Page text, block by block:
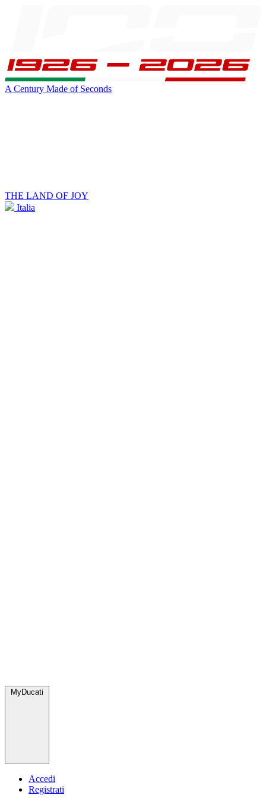
A Century Made of Seconds
THE LAND OF JOY
Italia
MyDucati
Accedi
Registrati